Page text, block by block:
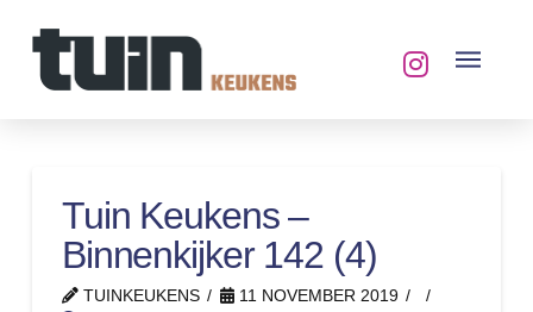
Tuin Keukens –
Binnenkijker 142 (4)
TUINKEUKENS
11 NOVEMBER 2019